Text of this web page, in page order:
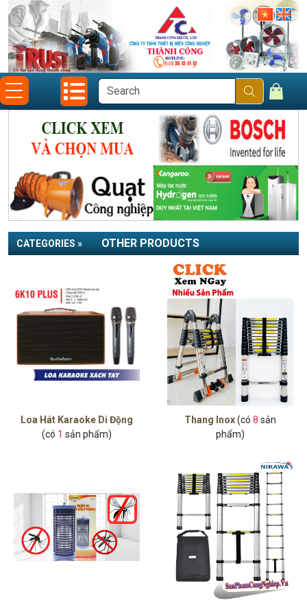
CATEGORIES » OTHER PRODUCTS
Loa Hát Karaoke Di Động
(có 1 sản phẩm)
Thang Inox(có 8 sản
phẩm)